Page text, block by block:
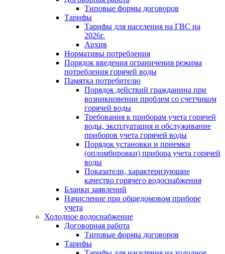
Типовые формы договоров
Тарифы
Тарифы для населения на ГВС на
2026г.
Архив
Нормативы потребления
Порядок введения ограничения режима
потребления горячей воды
Памятка потребителю
Порядок действий гражданина при
возникновении проблем со счетчиком
горячей воды
Требования к приборам учета горячей
воды, эксплуатация и обслуживание
приборов учета горячей воды
Порядок установки и приемки
(опломбировки) прибора учета горячей
воды
Показатели, характеризующие
качество горячего водоснабжения
Бланки заявлений
Начисление при общедомовом приборе
учета
Холодное водоснабжение
Договорная работа
Типовые формы договоров
Тарифы